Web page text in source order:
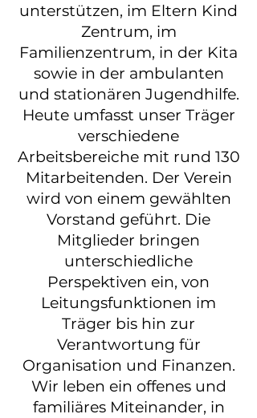
unterstützen, im Eltern Kind
Zentrum, im
Familienzentrum, in der Kita
sowie in der ambulanten
und stationären Jugendhilfe.
Heute umfasst unser Träger
verschiedene
Arbeitsbereiche mit rund 130
Mitarbeitenden. Der Verein
wird von einem gewählten
Vorstand geführt. Die
Mitglieder bringen
unterschiedliche
Perspektiven ein, von
Leitungsfunktionen im
Träger bis hin zur
Verantwortung für
Organisation und Finanzen.
Wir leben ein offenes und
familiäres Miteinander, in